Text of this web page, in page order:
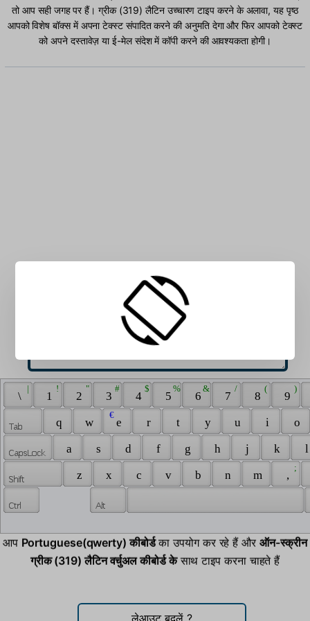
तो आप सही जगह पर हैं। ग्रीक (319) लैटिन उच्चारण टाइप करने के अलावा, यह पृष्ठ
आपको विशेष बॉक्स में अपना टेक्स्ट संपादित करने की अनुमति देगा और फिर आपको टेक्स्ट
को अपने दस्तावेज़ या ई-मेल संदेश में कॉपी करने की आवश्यकता होगी।
बॉक्स में ग्रीक (319) लैटिन अक्षर टाइप करें:
\
|
1
!
2
"
3
#
4
$
5
%
6
&
7
/
8
(
9
)
q w e
€
r t y u i
o
a
s d f g h j k
z
x c v b n m ,
;
आप Portuguese(qwerty) कीबोर्डका उपयोग कर रहे हैं और ऑन-स्क्रीन
ग्रीक (319) लैटिन वर्चुअल कीबोर्ड केसाथ टाइप करना चाहते हैं
लेआउट बदलें ?